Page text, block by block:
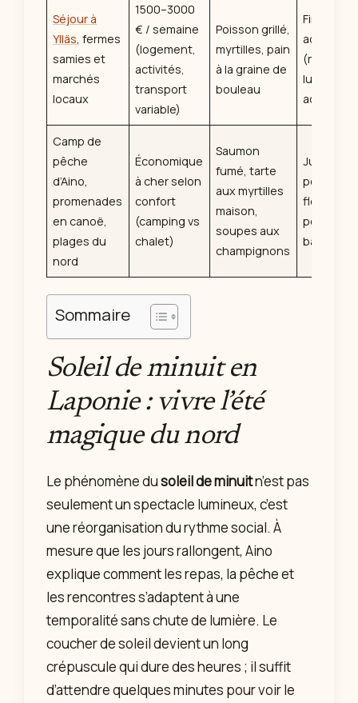
Séjour à
Ylläs , fermes
samies et
marchés
locaux
1500–3000
€ / semaine
(logement,
activités,
transport
variable)
Poisson grillé,
myrtilles, pain
à la graine de
bouleau
Fin mai à
août
(meilleure
lumière et
activité)
Camp de
pêche
d’Aino,
promenades
en canoë,
plages du
nord
Économique
à cher selon
confort
(camping vs
chalet)
Saumon
fumé, tarte
aux myrtilles
maison,
soupes aux
champignons
pour la
floraison
période
baies
Sommaire
Soleil de minuit en
Laponie : vivre l’été
magique du nord
Le phénomène dusoleil de minuitn’est pas
seulement un spectacle lumineux, c’est
une réorganisation du rythme social. À
mesure que les jours rallongent, Aino
explique comment les repas, la pêche et
les rencontres s’adaptent à une
temporalité sans chute de lumière. Le
coucher de soleil devient un long
crépuscule qui dure des heures ; il suffit
d’attendre quelques minutes pour voir le